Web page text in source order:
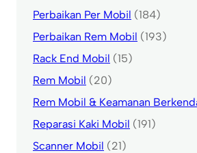
Perbaikan Per Mobil (184)
Perbaikan Rem Mobil (193)
Rack End Mobil (15)
Rem Mobil (20)
Rem Mobil & Keamanan
Reparasi Kaki Mobil (191)
Scanner Mobil (21)